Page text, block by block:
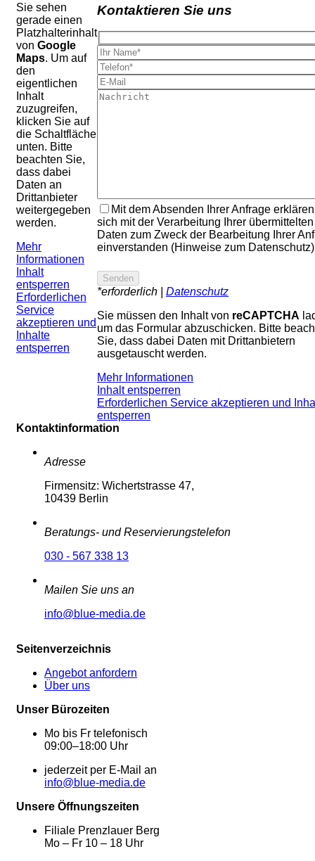
Sie sehen
gerade einen
Platzhalterinhalt
von Google
Maps. Um auf
den
eigentlichen
Inhalt
zuzugreifen,
klicken Sie auf
die Schaltfläche
unten. Bitte
beachten Sie,
dass dabei
Daten an
Drittanbieter
weitergegeben
werden.
Mehr
Informationen
Inhalt
entsperren
Erforderlichen
Service
akzeptieren und
Inhalte
entsperren
Kontaktieren Sie uns
Mit dem Absenden Ihrer Anfrage
sich mit der Verarbeitung Ihrer übermittelten
Daten zum Zweck der Bearbeitung Ihrer
einverstanden (Hinweise zum Datenschutz)
*erforderlich | Datenschutz
Sie müssen den Inhalt von reCAPTCHA
um das Formular abzuschicken. Bitte
Sie, dass dabei Daten mit Drittanbietern
ausgetauscht werden.
Mehr Informationen
Inhalt entsperren
Erforderlichen Service akzeptieren und
entsperren
Kontaktinformation
Adresse
Firmensitz: Wichertstrasse 47,
10439 Berlin
Beratungs- und Reservierungstelefon
030 - 567 338 13
Mailen Sie uns an
info@blue-media.de
Seitenverzeichnis
Angebot anfordern
Über uns
Unser Bürozeiten
Mo bis Fr telefonisch
09:00–18:00 Uhr
jederzeit per E-Mail an
info@blue-media.de
Unsere Öffnungszeiten
Filiale Prenzlauer Berg
Mo – Fr 10 – 18 Uhr